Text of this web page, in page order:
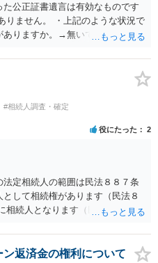
た公正証書遺言は有効なものです
ません。 ・上記のような状況で
ありますか。→無いです。 ・分割
ので、どこが妥当とは言えない
・できれば穏やかに、分割を拒否
否するということは、遺産はいら
受取を指定されててもいらない
明する必要はありません。
#相続人調査・確定
役にたった 2
定相続人の範囲は民法８８７条
して相続権があります（民法８
相続人となります（民法８９０
に加えて「おじ又はおば」にも
返済金の権利について